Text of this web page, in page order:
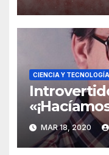
CIENCIA Y TECNOLOGÍA
Social
MAR 18, 2020